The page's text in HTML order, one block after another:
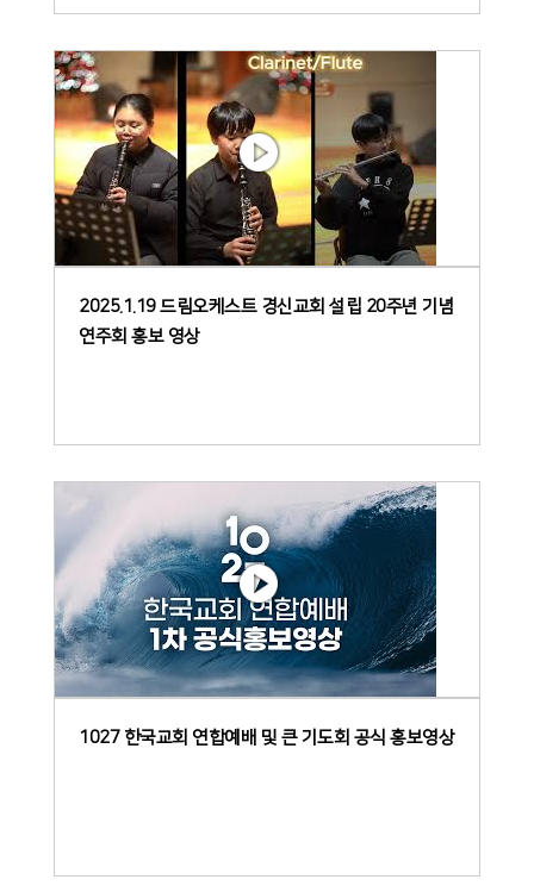
2025.1.19 드림오케스트 경신교회 설립 20주년 기념
연주회 홍보 영상
1027 한국교회 연합예배 및 큰 기도회 공식 홍보영상